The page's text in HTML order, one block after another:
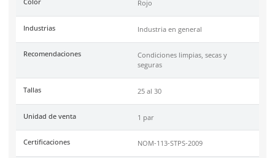
Tallas
Especificaciones
Ficha técnica Haz clic aquí para abrir